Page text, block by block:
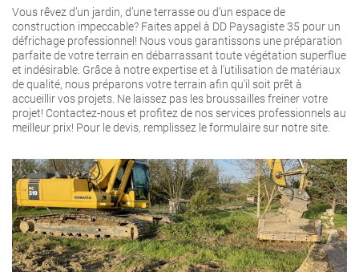
Vous rêvez d’un jardin, d’une terrasse ou d’un espace de
construction impeccable? Faites appel à DD Paysagiste 35 pour un
défrichage professionnel! Nous vous garantissons une préparation
parfaite de votre terrain en débarrassant toute végétation superflue
et indésirable. Grâce à notre expertise et à l'utilisation de matériaux
de qualité, nous préparons votre terrain afin qu'il soit prêt à
accueillir vos projets. Ne laissez pas les broussailles freiner votre
projet! Contactez-nous et profitez de nos services professionnels au
meilleur prix! Pour le devis, remplissez le formulaire sur notre site.